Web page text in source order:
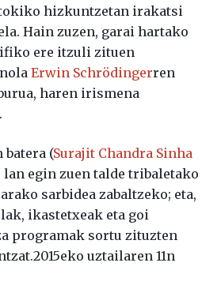
hizkuntzetan irakatsi
Hain zuzen, garai hartako
ere itzuli zituen
Erwin Schrödingerren
haren irismena
(Surajit Chandra Sinha
egin zuen talde tribaletako
sarbidea zabaltzeko; eta,
ikastetxeak eta goi
programak sortu zituzten
uztailaren 11n